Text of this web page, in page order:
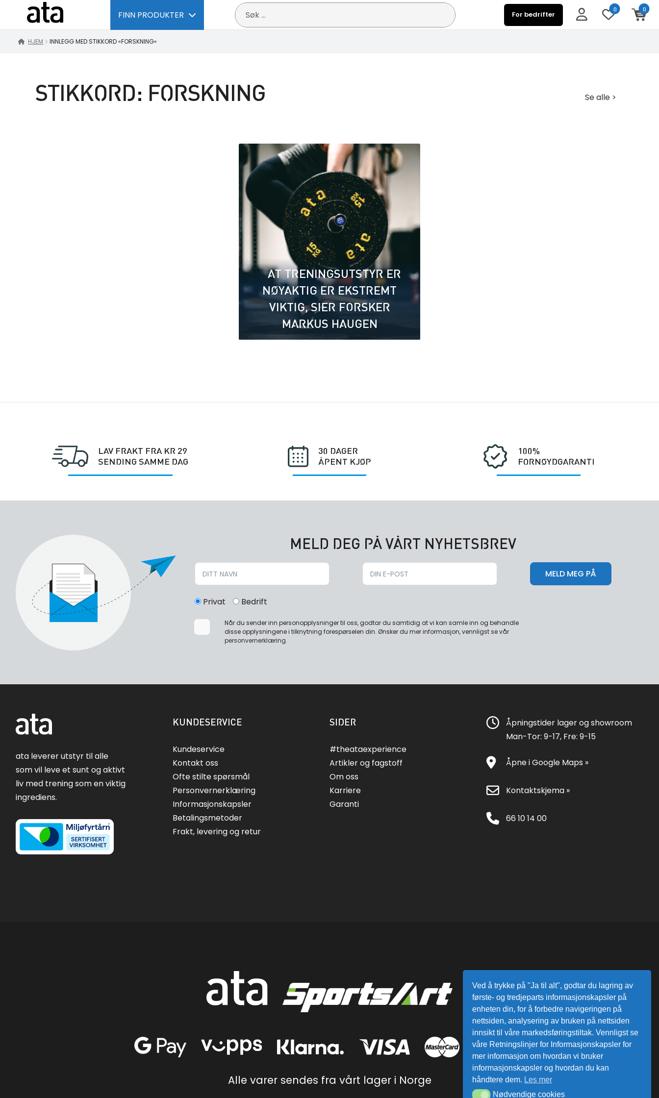
FINN PRODUKTER
Søk
etter:
For bedrifter
0 0
HJEM INNLEGG MED STIKKORD «FORSKNING»
STIKKORD: FORSKNING Se alle >
– AT TRENINGSUTSTYR ER
NØYAKTIG ER EKSTREMT
VIKTIG, SIER FORSKER
MARKUS HAUGEN
LAV FRAKT FRA KR 29
SENDING SAMME DAG
30 DAGER
ÅPENT KJØP
100%
FORNØYDGARANTI
MELD DEG PÅ VÅRT NYHETSBREV
Privat Bedrift
Når du sender inn personopplysninger til oss, godtar du samtidig at vi kan samle inn og behandle
disse opplysningene i tilknytning forespørselen din. Ønsker du mer informasjon, vennligst se vår
personvernerklæring.
ata leverer utstyr til alle
som vil leve et sunt og aktivt
liv med trening som en viktig
ingrediens.
KUNDESERVICE
Kundeservice
Kontakt oss
Ofte stilte spørsmål
Personvernerklæring
Informasjonskapsler
Betalingsmetoder
Frakt, levering og retur
SIDER
#theataexperience
Artikler og fagstoff
Om oss
Karriere
Garanti
Åpningstider lager og showroom
Man-Tor: 9-17, Fre: 9-15
Åpne i Google Maps »
Kontaktskjema »
66 10 14 00
Alle varer sendes fra vårt lager i Norge
Ved å trykke på "Ja til alt", godtar du lagring av
første- og tredjeparts informasjonskapsler på
enheten din, for å forbedre navigeringen på
nettsiden, analysering av bruken på nettsiden
innsikt til våre markedsføringstiltak. Vennligst se
våre Retningslinjer for Informasjonskapsler for
mer informasjon om hvordan vi bruker
informasjonskapsler og hvordan du kan
håndtere dem. Les mer
Nødvendige cookies